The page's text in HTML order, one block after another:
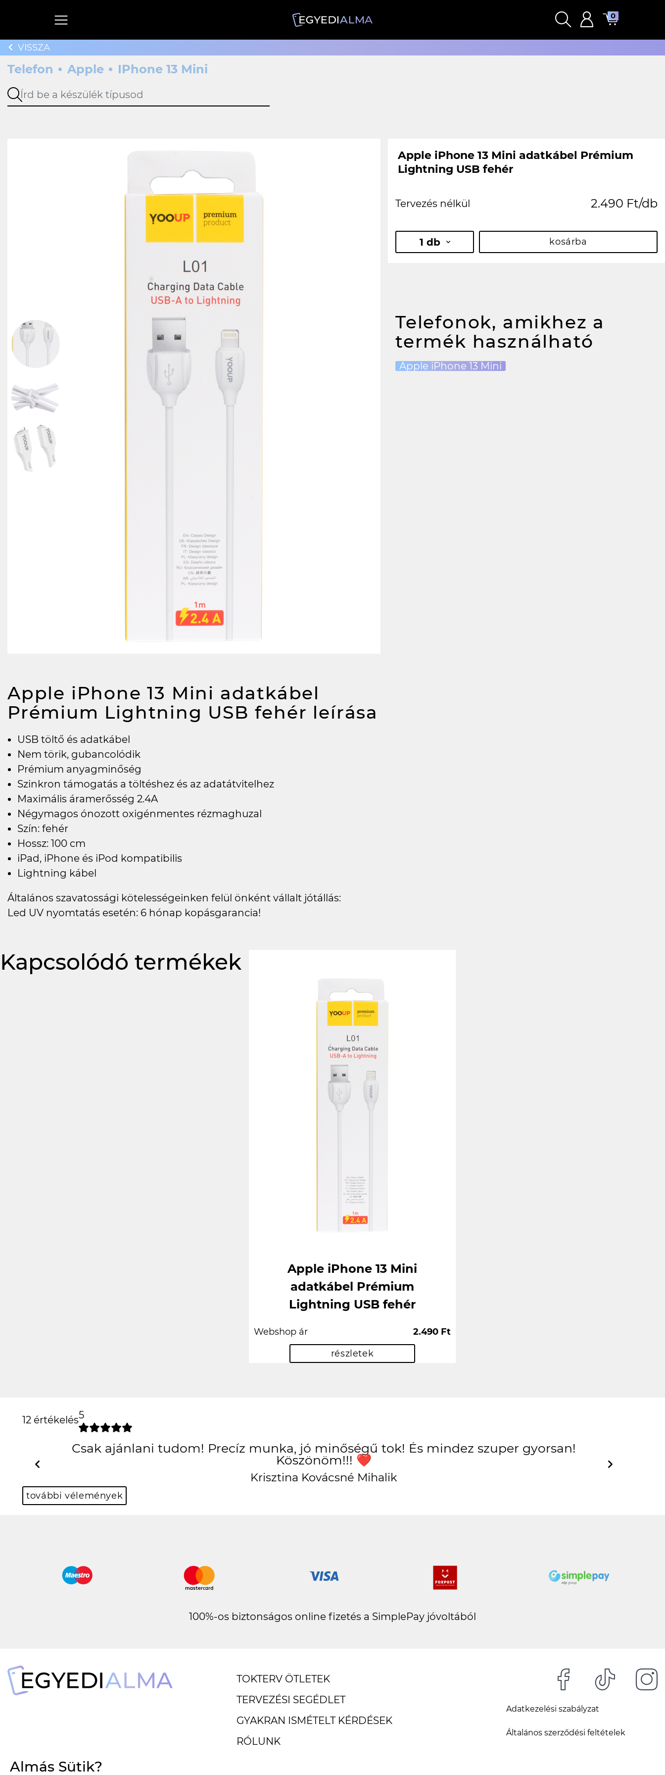
0
VISSZA
Telefon Apple IPhone 13 Mini
Apple iPhone 13 Mini adatkábel
Prémium Lightning USB fehér leírása
USB töltő és adatkábel
Nem törik, gubancolódik
Prémium anyagminőség
Szinkron támogatás a töltéshez és az adatátvitelhez
Maximális áramerősség 2.4A
Négymagos ónozott oxigénmentes rézmaghuzal
Szín: fehér
Hossz: 100 cm
iPad, iPhone és iPod kompatibilis
Lightning kábel
Általános szavatossági kötelességeinken felül önként vállalt jótállás:
Led UV nyomtatás esetén: 6 hónap kopásgarancia!
Apple iPhone 13 Mini adatkábel Prémium
Lightning USB fehér
Tervezés nélkül 2.490 Ft/db
1 db kosárba
Telefonok, amikhez a
termék használható
Apple iPhone 13 Mini
Kapcsolódó termékek
Apple iPhone 13 Mini
adatkábel Prémium
Lightning USB fehér
Webshop ár
2.490 Ft
részletek
12 értékelés5
Csak ajánlani tudom! Precíz munka, jó minőségű tok! És mindez szuper gyorsan!
Köszönöm!!! ❤️
Krisztina Kovácsné Mihalik
Previous
további vélemények
100%-os biztonságos online fizetés a SimplePay jóvoltából
TOKTERV ÖTLETEK
TERVEZÉSI SEGÉDLET
GYAKRAN ISMÉTELT KÉRDÉSEK
RÓLUNK
Adatkezelési szabályzat
Általános szerződési feltételek
Almás Sütik?